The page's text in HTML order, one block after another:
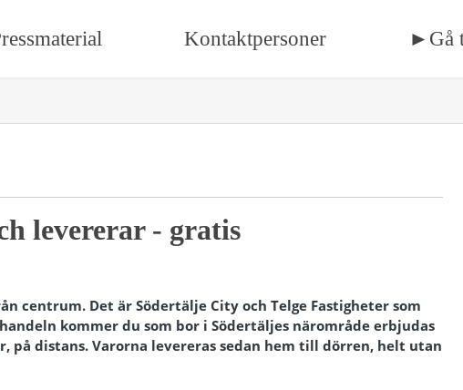
Kontaktpersoner ►Gå
levererar - gratis
centrum. Det är Södertälje City och Telge Fastigheter som
kommer du som bor i Södertäljes närområde erbjudas
på distans. Varorna levereras sedan hem till dörren, helt utan